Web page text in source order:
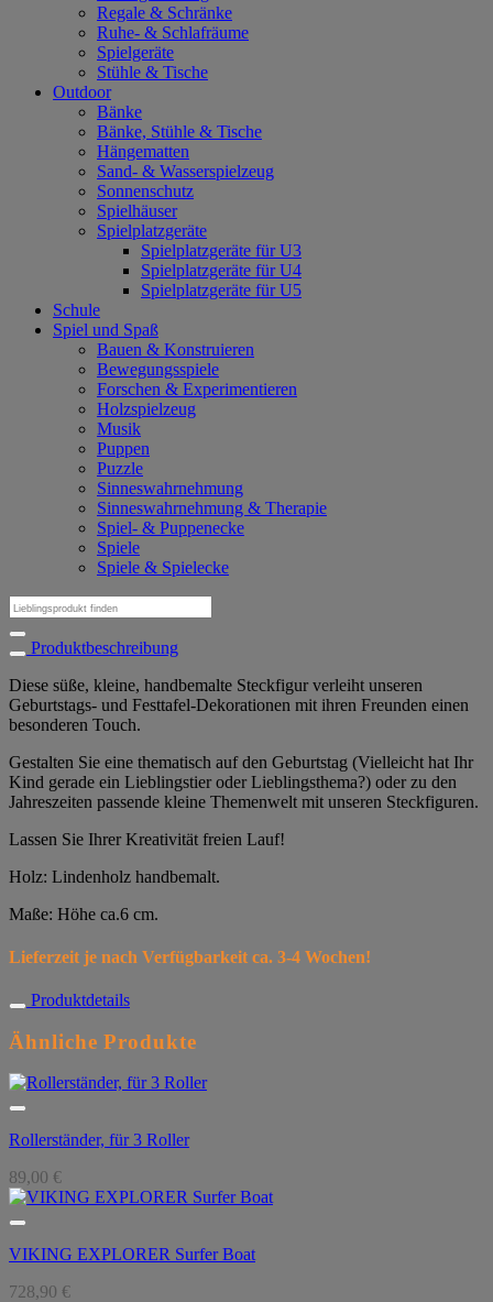
Regale & Schränke
Ruhe- & Schlafräume
Spielgeräte
Stühle & Tische
Outdoor
Bänke
Bänke, Stühle & Tische
Hängematten
Sand- & Wasserspielzeug
Sonnenschutz
Spielhäuser
Spielplatzgeräte
Spielplatzgeräte für U3
Spielplatzgeräte für U4
Spielplatzgeräte für U5
Schule
Spiel und Spaß
Bauen & Konstruieren
Bewegungsspiele
Forschen & Experimentieren
Holzspielzeug
Musik
Puppen
Puzzle
Sinneswahrnehmung
Sinneswahrnehmung & Therapie
Spiel- & Puppenecke
Spiele
Spiele & Spielecke
Suchen
nach:
Produktbeschreibung
Diese süße, kleine, handbemalte Steckfigur verleiht unseren
Geburtstags- und Festtafel-Dekorationen mit ihren Freunden einen
besonderen Touch.
Gestalten Sie eine thematisch auf den Geburtstag (Vielleicht hat Ihr
Kind gerade ein Lieblingstier oder Lieblingsthema?) oder zu den
Jahreszeiten passende kleine Themenwelt mit unseren Steckfiguren.
Lassen Sie Ihrer Kreativität freien Lauf!
Holz: Lindenholz handbemalt.
Maße: Höhe ca.6 cm.
Lieferzeit je nach Verfügbarkeit ca. 3-4 Wochen!
Produktdetails
Ähnliche Produkte
Rollerständer, für 3 Roller
89,00 €
VIKING EXPLORER Surfer Boat
728,90 €